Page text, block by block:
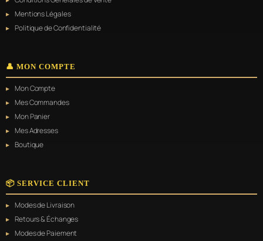
Mentions Légales
Politique de Confidentialité
👤 MON COMPTE
Mon Compte
Mes Commandes
Mon Panier
Mes Adresses
Boutique
📦 SERVICE CLIENT
Modes de Livraison
Retours & Échanges
Modes de Paiement